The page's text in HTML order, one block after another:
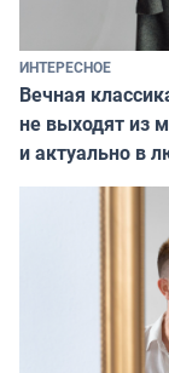
ИНТЕРЕСНОЕ
Вечная
не выходят из
и актуально в